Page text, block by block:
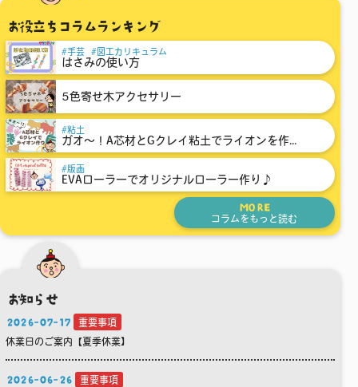
お役立ちコラムランキング
手芸 図工カリキュラム
はさみの使い方
5色寄せ木アクセサリー
粘土
ガオ～！A芯材とGクレイ粘土でライオンを作...
版画
EVAローラーでオリジナルローラー作り♪
MORE
コラムをもっと読む
お知らせ
2026-07-17
重要事項
休業日のご案内【夏季休業】
2026-06-26
重要事項